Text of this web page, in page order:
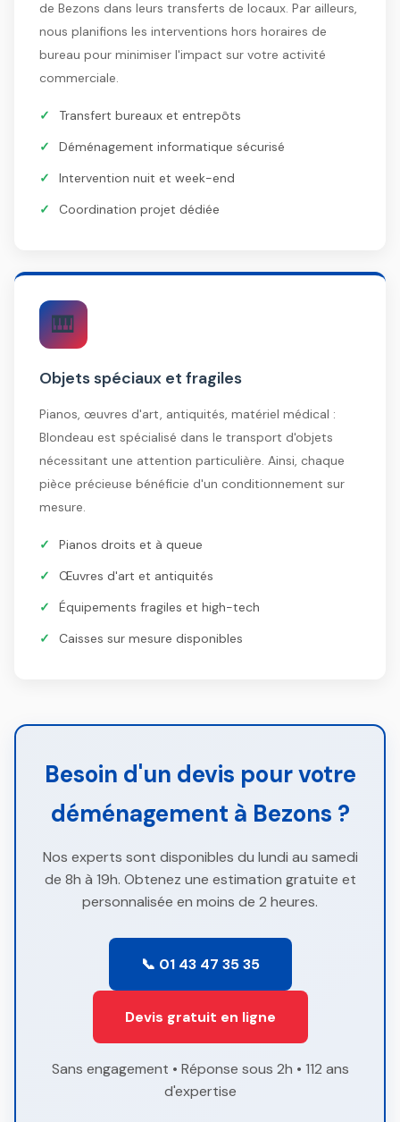
de Bezons dans leurs transferts de locaux. Par ailleurs,
nous planifions les interventions hors horaires de
bureau pour minimiser l'impact sur votre activité
commerciale.
Transfert bureaux et entrepôts
Déménagement informatique sécurisé
Intervention nuit et week-end
Coordination projet dédiée
🎹
Objets spéciaux et fragiles
Pianos, œuvres d'art, antiquités, matériel médical :
Blondeau est spécialisé dans le transport d'objets
nécessitant une attention particulière. Ainsi, chaque
pièce précieuse bénéficie d'un conditionnement sur
mesure.
Pianos droits et à queue
Œuvres d'art et antiquités
Équipements fragiles et high-tech
Caisses sur mesure disponibles
Besoin d'un devis pour votre
déménagement à Bezons ?
Nos experts sont disponibles du lundi au samedi
de 8h à 19h. Obtenez une estimation gratuite et
personnalisée en moins de 2 heures.
📞 01 43 47 35 35
Devis gratuit en ligne
Sans engagement • Réponse sous 2h • 112 ans
d'expertise